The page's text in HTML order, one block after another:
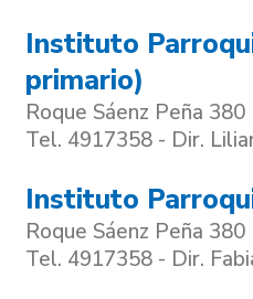
Instituto
primario)
Roque Sáenz Peña 380
Tel. 4917358 - Dir.
Instituto
Roque Sáenz Peña 380
Tel. 4917358 - Dir.